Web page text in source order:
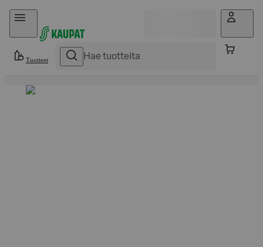
Hyppää sisältöön
Tuotteet